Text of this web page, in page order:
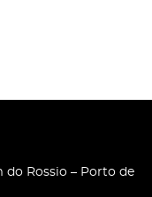
do Rossio – Porto de